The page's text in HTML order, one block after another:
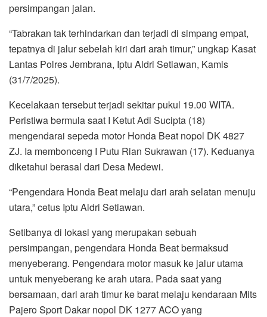
persimpangan jalan.
“Tabrakan tak terhindarkan dan terjadi di simpang empat,
tepatnya di jalur sebelah kiri dari arah timur,” ungkap Kasat
Lantas Polres Jembrana, Iptu Aldri Setiawan, Kamis
(31/7/2025).
Kecelakaan tersebut terjadi sekitar pukul 19.00 WITA.
Peristiwa bermula saat I Ketut Adi Sucipta (18)
mengendarai sepeda motor Honda Beat nopol DK 4827
ZJ. Ia membonceng I Putu Rian Sukrawan (17). Keduanya
diketahui berasal dari Desa Medewi.
“Pengendara Honda Beat melaju dari arah selatan menuju
utara,” cetus Iptu Aldri Setiawan.
Setibanya di lokasi yang merupakan sebuah
persimpangan, pengendara Honda Beat bermaksud
menyeberang. Pengendara motor masuk ke jalur utama
untuk menyeberang ke arah utara. Pada saat yang
bersamaan, dari arah timur ke barat melaju kendaraan Mits
Pajero Sport Dakar nopol DK 1277 ACO yang